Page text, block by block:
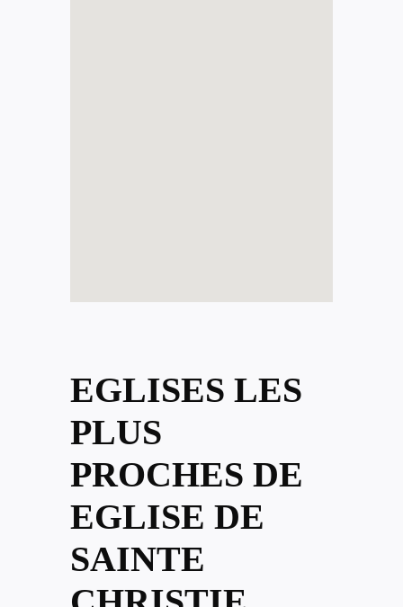
EGLISES LES
PLUS
PROCHES DE
EGLISE DE
SAINTE